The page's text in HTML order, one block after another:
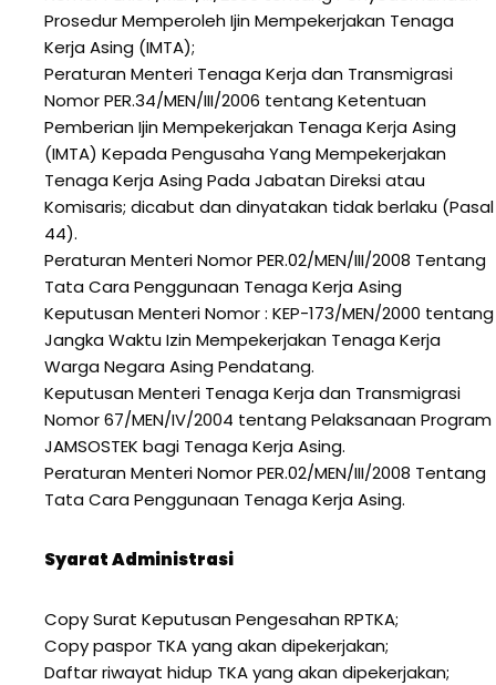
Prosedur Memperoleh Ijin Mempekerjakan Tenaga
Kerja Asing (IMTA);
Peraturan Menteri Tenaga Kerja dan Transmigrasi
Nomor PER.34/MEN/III/2006 tentang Ketentuan
Pemberian Ijin Mempekerjakan Tenaga Kerja Asing
(IMTA) Kepada Pengusaha Yang Mempekerjakan
Tenaga Kerja Asing Pada Jabatan Direksi atau
Komisaris; dicabut dan dinyatakan tidak berlaku (Pasal
44).
Peraturan Menteri Nomor PER.02/MEN/III/2008 Tentang
Tata Cara Penggunaan Tenaga Kerja Asing
Keputusan Menteri Nomor : KEP-173/MEN/2000 tentang
Jangka Waktu Izin Mempekerjakan Tenaga Kerja
Warga Negara Asing Pendatang.
Keputusan Menteri Tenaga Kerja dan Transmigrasi
Nomor 67/MEN/IV/2004 tentang Pelaksanaan Program
JAMSOSTEK bagi Tenaga Kerja Asing.
Peraturan Menteri Nomor PER.02/MEN/III/2008 Tentang
Tata Cara Penggunaan Tenaga Kerja Asing.
Syarat Administrasi
Copy Surat Keputusan Pengesahan RPTKA;
Copy paspor TKA yang akan dipekerjakan;
Daftar riwayat hidup TKA yang akan dipekerjakan;